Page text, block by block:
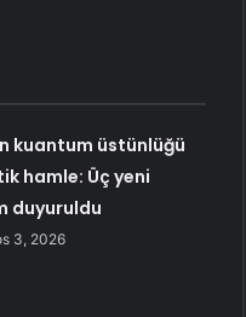
kuantum üstünlüğü
hamle: Üç yeni
duyuruldu
3, 2026